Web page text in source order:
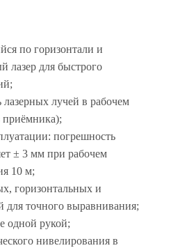
по горизонтали и
лазер для быстрого
лучей в рабочем
приёмника);
погрешность
± 3 мм при рабочем
10 м;
горизонтальных и
для точного выравнивания;
одной рукой;
нивелирования в